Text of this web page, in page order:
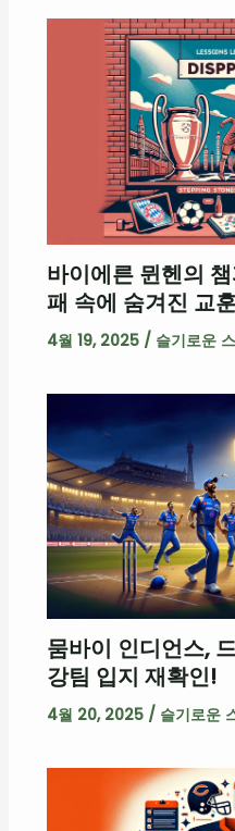
바이에른 뮌헨의
패 속에 숨겨진 교
4월 19, 2025 / 슬기로운
뭄바이 인디언스,
강팀 입지 재확인!
4월 20, 2025 / 슬기로운